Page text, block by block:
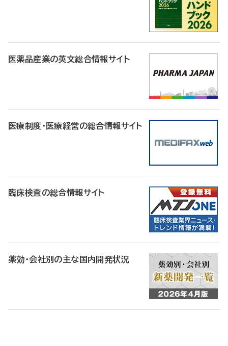
医薬品産業の英文総合情報サイト
医療制度・医療経営の総合情報サイト
臨床検査の総合情報サイト
薬効・会社別の主な国内開発状況